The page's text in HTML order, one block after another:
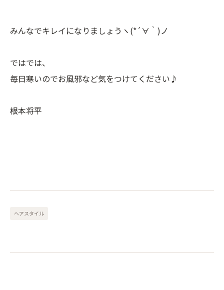
みんなでキレイになりましょうヽ(*´∀｀)ノ
ではでは、
毎日寒いのでお風邪など気をつけてください♪
根本将平
ヘアスタイル